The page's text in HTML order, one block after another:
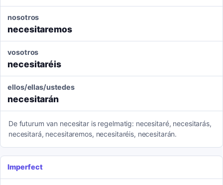
nosotros
necesitaremos
vosotros
necesitaréis
ellos/ellas/ustedes
necesitarán
De futurum van necesitar is regelmatig: necesitaré, necesitarás,
necesitará, necesitaremos, necesitaréis, necesitarán.
Imperfect